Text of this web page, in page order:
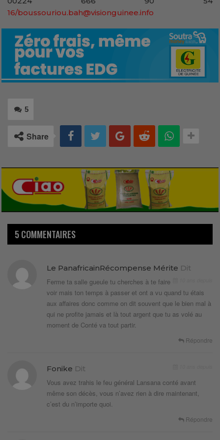
16/boussouriou.bah@visionguinee.info
5
Share
5 COMMENTAIRES
Le PanafricainRécompense Mérite Dit
Ferme ta salle gueule tu cherches à te faire
voir mais ton temps à passer et ont a vu quand tu étais
aux affaires donc comme on dit souvent que le bien mal à
qui ne profite jamais et là tout argent que tu as volé au
moment de Conté va tout partir.
Répondre
Fonike Dit
Vous avez trahis le feu général Lansana conté avant
même son décès, vous n’avez rien à dire maintenant,
c’est du n’importe quoi.
Répondre